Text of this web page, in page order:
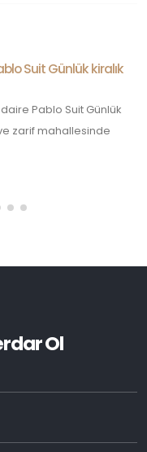
Suit Günlük kiralık
Pablo Suit Günlük
zarif mahallesinde
Ol